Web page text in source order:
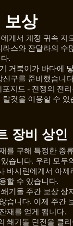
보상
게서 계정 귀속 지
라스와 잔달라의 수
.
거북이가 바다에
신구를 준비했습니
지드 - 전쟁의 전리
탈것을 이용할 수 있
장비 상인
를 구해 특정한 종
습니다. 우리 모두
바시린에게서 아제
할 수 있습니다.
기돌 주간 보상 상
습니다. 이제 주간
재를 얻게 됩니다.
쐐기돌 던전을 클